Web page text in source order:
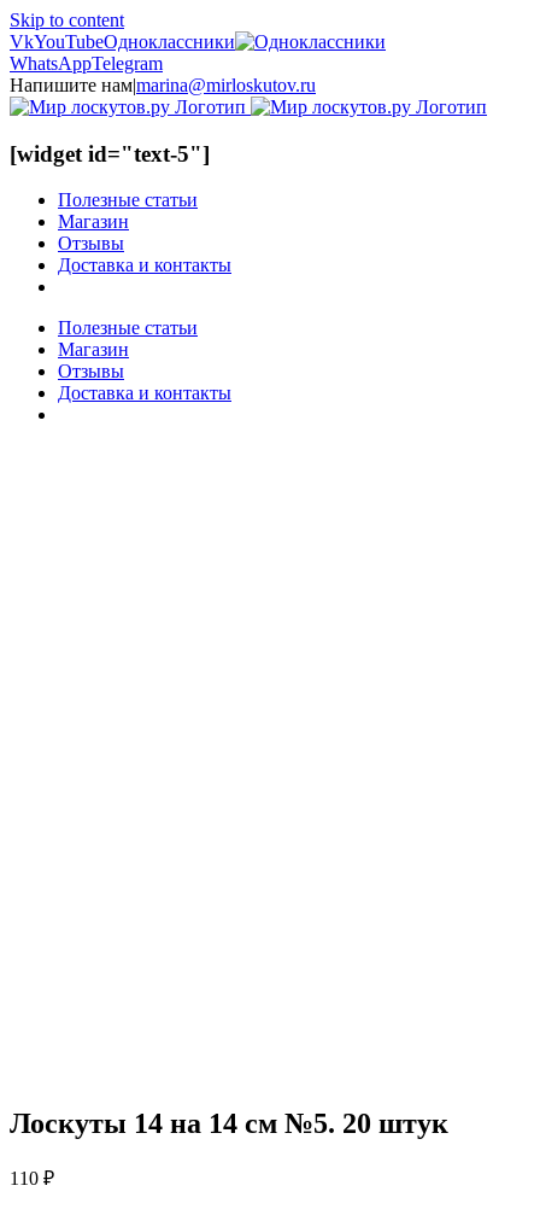
Skip to content
VkYouTubeОдноклассники
WhatsAppTelegram
Напишите нам|marina@mirloskutov.ru
[widget id="text-5"]
Полезные статьи
Магазин
Отзывы
Доставка и контакты
Полезные статьи
Магазин
Отзывы
Доставка и контакты
Лоскуты 14 на 14 см №5. 20 штук
110 ₽